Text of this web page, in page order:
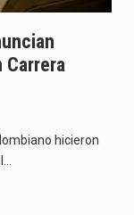
El nuevo sello discográfico fue presentado en Bogotá con un…
Carrera
hicieron